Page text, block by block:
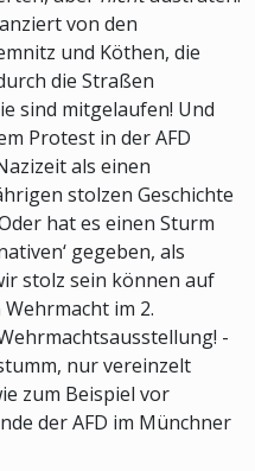
von den
und Köthen, die
die Straßen
sind mitgelaufen! Und
Protest in der AFD
als einen
stolzen Geschichte
hat es einen Sturm
gegeben, als
stolz sein können auf
im 2.
-
nur vereinzelt
zum Beispiel vor
der AFD im Münchner